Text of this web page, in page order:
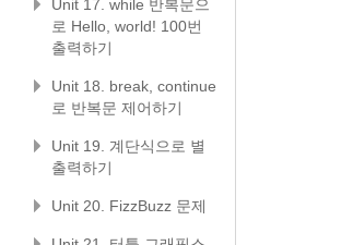
Unit 17. while 반복문으
로 Hello, world! 100번
출력하기
Unit 18. break, continue
로 반복문 제어하기
Unit 19. 계단식으로 별
출력하기
Unit 20. FizzBuzz 문제